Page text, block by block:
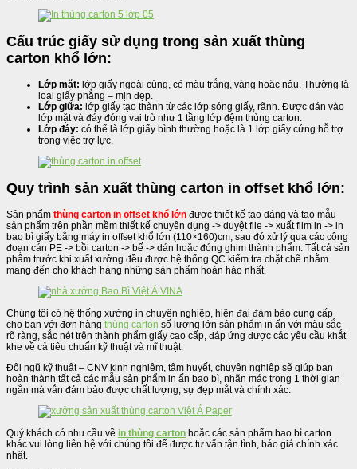
Cấu trúc giấy sử dụng trong sản xuất thùng
carton khổ lớn:
Lớp mặt: lớp giấy ngoài cùng, có màu trắng, vàng hoặc nâu. Thường là
loại giấy phẳng – mịn đẹp.
Lớp giữa: lớp giấy tạo thành từ các lớp sóng giấy, rãnh. Được dán vào
lớp mặt và đáy đóng vai trò như 1 tầng lớp đệm thùng carton.
Lớp đáy: có thể là lớp giấy bình thường hoặc là 1 lớp giấy cứng hỗ trợ
trong việc trợ lực.
Quy trình sản xuất thùng carton in offset khổ lớn:
Sản phẩm thùng carton in offset khổ lớn được thiết kế tạo dáng và tạo mẫu
sản phẩm trên phần mềm thiết kế chuyên dụng -> duyệt file -> xuất film in -> in
bao bì giấy bằng máy in offset khổ lớn (110×160)cm, sau đó xử lý qua các công
đoạn cán PE -> bồi carton -> bế -> dán hoặc đóng ghim thành phẩm. Tất cả sản
phẩm trước khi xuất xưởng đều được hệ thống QC kiểm tra chặt chẽ nhằm
mang đến cho khách hàng những sản phẩm hoàn hảo nhất.
Chúng tôi có hệ thống xưởng in chuyên nghiệp, hiện đại đảm bảo cung cấp
cho bạn với đơn hàng thùng carton số lượng lớn sản phẩm in ấn với màu sắc
rõ ràng, sắc nét trên thành phẩm giấy cao cấp, đáp ứng được các yêu cầu khắt
khe về cả tiêu chuẩn kỹ thuật và mĩ thuật.
Đội ngũ kỹ thuật – CNV kinh nghiệm, tâm huyết, chuyên nghiệp sẽ giúp bạn
hoàn thành tất cả các mẫu sản phẩm in ấn bao bì, nhãn mác trong 1 thời gian
ngắn mà vẫn đảm bảo được chất lượng, sự đẹp mắt và chính xác.
Quý khách có nhu cầu về in thùng carton hoặc các sản phẩm bao bì carton
khác vui lòng liên hệ với chúng tôi để được tư vấn tận tình, báo giá chính xác
nhất.